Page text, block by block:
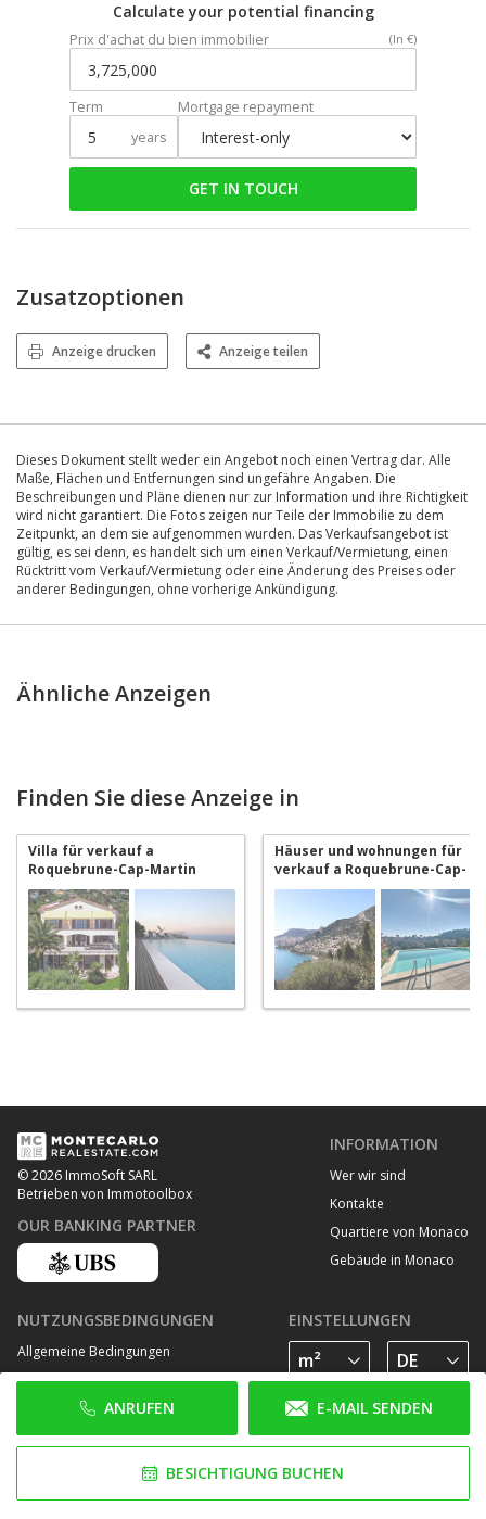
Calculate your potential financing
Prix d'achat du bien immobilier (In €)
Term
years
Mortgage repayment
GET IN TOUCH
ANRUFEN E-MAIL SENDEN
BESICHTIGUNG BUCHEN
Zusatzoptionen
Anzeige drucken Anzeige teilen
Dieses Dokument stellt weder ein Angebot noch einen Vertrag dar. Alle
Maße, Flächen und Entfernungen sind ungefähre Angaben. Die
Beschreibungen und Pläne dienen nur zur Information und ihre Richtigkeit
wird nicht garantiert. Die Fotos zeigen nur Teile der Immobilie zu dem
Zeitpunkt, an dem sie aufgenommen wurden. Das Verkaufsangebot ist
gültig, es sei denn, es handelt sich um einen Verkauf/Vermietung, einen
Rücktritt vom Verkauf/Vermietung oder eine Änderung des Preises oder
anderer Bedingungen, ohne vorherige Ankündigung.
Ähnliche Anzeigen
Finden Sie diese Anzeige in
Villa für verkauf a
Roquebrune-Cap-Martin
Häuser und wohnungen für
verkauf a Roquebrune-Cap-
Martin
© 2026 ImmoSoft SARL
Betrieben von Immotoolbox
OUR BANKING PARTNER
INFORMATION
Wer wir sind
Kontakte
Quartiere von Monaco
Gebäude in Monaco
NUTZUNGSBEDINGUNGEN
Allgemeine Bedingungen
Datenschutz Bestimmungen
Cookie Richtlinie
EINSTELLUNGEN
FOLGE UNS AUF